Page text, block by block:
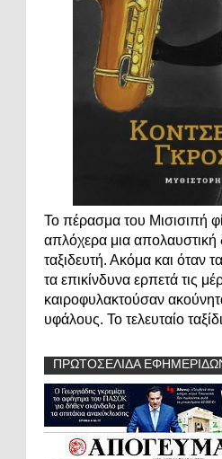
Το πέρασμα του Μισισιπή
απλόχερα μια απολαυστική
ταξιδευτή. Ακόμα και όταν
τα επικίνδυνα ερπετά τις
καιροφυλακτούσαν
υφάλους. Το τελευταίο
ΠΡΩΤΟΣΕΛΙΔΑ